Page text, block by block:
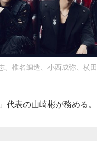
、椎名鯛造、小西成弥、横田
表の山崎彬が務める。